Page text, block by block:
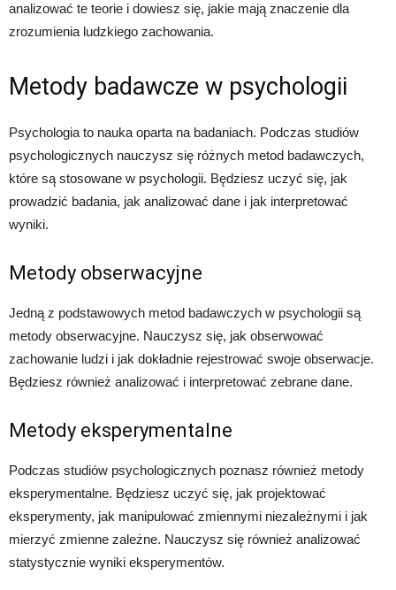
analizować te teorie i dowiesz się, jakie mają znaczenie dla
zrozumienia ludzkiego zachowania.
Metody badawcze w psychologii
Psychologia to nauka oparta na badaniach. Podczas studiów
psychologicznych nauczysz się różnych metod badawczych,
które są stosowane w psychologii. Będziesz uczyć się, jak
prowadzić badania, jak analizować dane i jak interpretować
wyniki.
Metody obserwacyjne
Jedną z podstawowych metod badawczych w psychologii są
metody obserwacyjne. Nauczysz się, jak obserwować
zachowanie ludzi i jak dokładnie rejestrować swoje obserwacje.
Będziesz również analizować i interpretować zebrane dane.
Metody eksperymentalne
Podczas studiów psychologicznych poznasz również metody
eksperymentalne. Będziesz uczyć się, jak projektować
eksperymenty, jak manipulować zmiennymi niezależnymi i jak
mierzyć zmienne zależne. Nauczysz się również analizować
statystycznie wyniki eksperymentów.